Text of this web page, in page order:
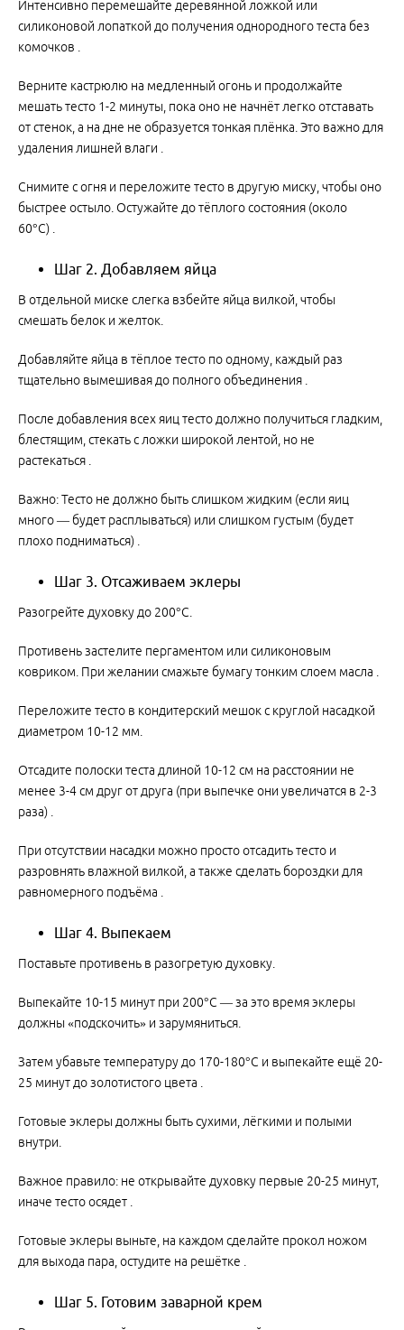
Интенсивно перемешайте деревянной ложкой или
силиконовой лопаткой до получения однородного теста без
комочков .
Верните кастрюлю на медленный огонь и продолжайте
мешать тесто 1-2 минуты, пока оно не начнёт легко отставать
от стенок, а на дне не образуется тонкая плёнка. Это важно для
удаления лишней влаги .
Снимите с огня и переложите тесто в другую миску, чтобы оно
быстрее остыло. Остужайте до тёплого состояния (около
60°C) .
Шаг 2. Добавляем яйца
В отдельной миске слегка взбейте яйца вилкой, чтобы
смешать белок и желток.
Добавляйте яйца в тёплое тесто по одному, каждый раз
тщательно вымешивая до полного объединения .
После добавления всех яиц тесто должно получиться гладким,
блестящим, стекать с ложки широкой лентой, но не
растекаться .
Важно: Тесто не должно быть слишком жидким (если яиц
много — будет расплываться) или слишком густым (будет
плохо подниматься) .
Шаг 3. Отсаживаем эклеры
Разогрейте духовку до 200°C.
Противень застелите пергаментом или силиконовым
ковриком. При желании смажьте бумагу тонким слоем масла .
Переложите тесто в кондитерский мешок с круглой насадкой
диаметром 10-12 мм.
Отсадите полоски теста длиной 10-12 см на расстоянии не
менее 3-4 см друг от друга (при выпечке они увеличатся в 2-3
раза) .
При отсутствии насадки можно просто отсадить тесто и
разровнять влажной вилкой, а также сделать бороздки для
равномерного подъёма .
Шаг 4. Выпекаем
Поставьте противень в разогретую духовку.
Выпекайте 10-15 минут при 200°C — за это время эклеры
должны «подскочить» и зарумяниться.
Затем убавьте температуру до 170-180°C и выпекайте ещё 20-
25 минут до золотистого цвета .
Готовые эклеры должны быть сухими, лёгкими и полыми
внутри.
Важное правило: не открывайте духовку первые 20-25 минут,
иначе тесто осядет .
Готовые эклеры выньте, на каждом сделайте прокол ножом
для выхода пара, остудите на решётке .
Шаг 5. Готовим заварной крем